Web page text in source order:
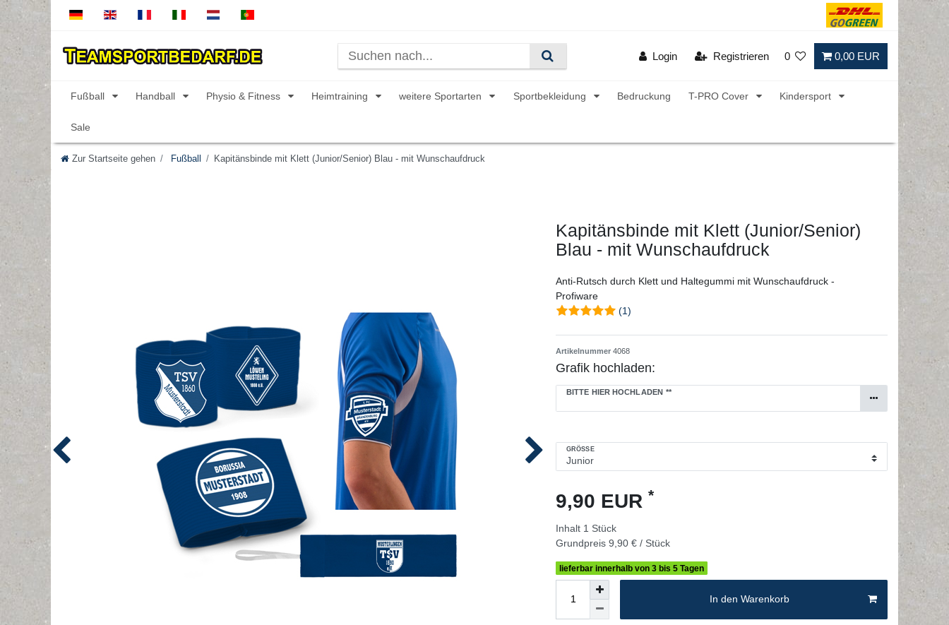
Login Registrieren 0 0,00 EUR
Fußball Handball Physio & Fitness Heimtraining weitere Sportarten Sportbekleidung Bedruckung T-PRO Cover Kindersport
Sale
Zur Startseite gehen Fußball Kapitänsbinde mit Klett (Junior/Senior) Blau - mit Wunschaufdruck
Kapitänsbinde mit Klett (Junior/Senior)
Blau - mit Wunschaufdruck
Anti-Rutsch durch Klett und Haltegummi mit Wunschaufdruck -
Profiware
(1)
Artikelnummer 4068
Grafik hochladen:
BITTE HIER HOCHLADEN **
GRÖSSE
9,90 EUR *
Inhalt 1 Stück
Grundpreis 9,90 € / Stück
lieferbar innerhalb von 3 bis 5 Tagen
In den Warenkorb